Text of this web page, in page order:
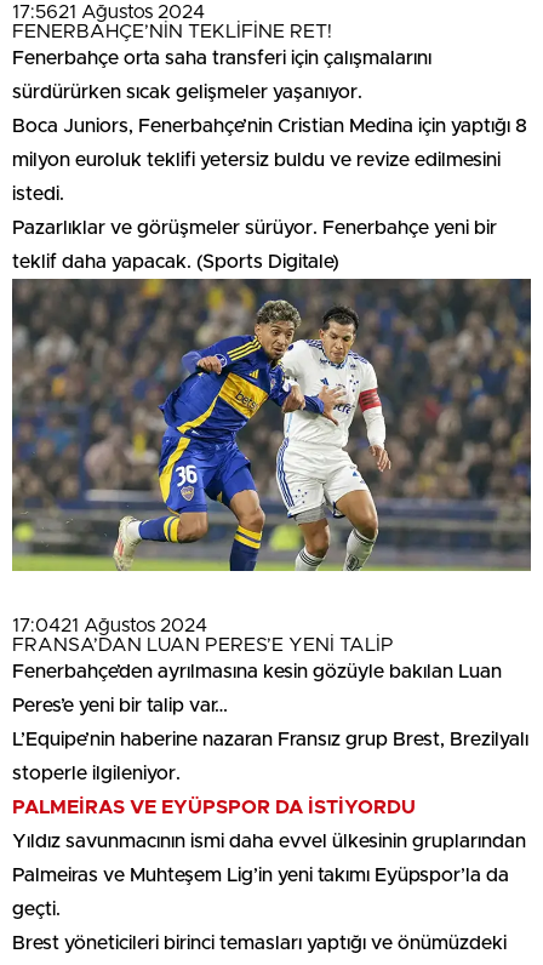
17:5621 Ağustos 2024
FENERBAHÇE’NİN TEKLİFİNE RET!
Fenerbahçe orta saha transferi için çalışmalarını
sürdürürken sıcak gelişmeler yaşanıyor.
Boca Juniors, Fenerbahçe’nin Cristian Medina için yaptığı 8
milyon euroluk teklifi yetersiz buldu ve revize edilmesini
istedi.
Pazarlıklar ve görüşmeler sürüyor. Fenerbahçe yeni bir
teklif daha yapacak. (Sports Digitale)
17:0421 Ağustos 2024
FRANSA’DAN LUAN PERES’E YENİ TALİP
Fenerbahçe’den ayrılmasına kesin gözüyle bakılan Luan
Peres’e yeni bir talip var…
L’Equipe’nin haberine nazaran Fransız grup Brest, Brezilyalı
stoperle ilgileniyor.
PALMEİRAS VE EYÜPSPOR DA İSTİYORDU
Yıldız savunmacının ismi daha evvel ülkesinin gruplarından
Palmeiras ve Muhteşem Lig’in yeni takımı Eyüpspor’la da
geçti.
Brest yöneticileri birinci temasları yaptığı ve önümüzdeki